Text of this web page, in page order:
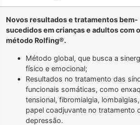
Novos resultados e tratamentos bem-
sucedidos em crianças e adultos com
método Rolfing®.
Método global, que busca a
físico e emocional;
Resultados no tratamento das
funcionais somáticas, como
tensional, fibromialgia,
papel coadjuvante no tratamento
depressão.